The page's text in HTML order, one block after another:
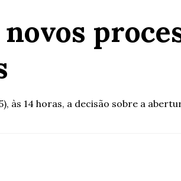
14 horas, a decisão sobre a